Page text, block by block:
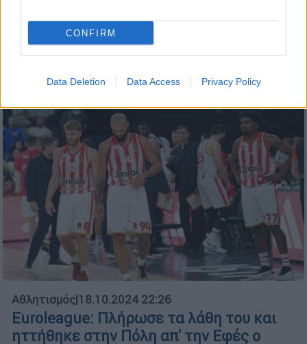
CONFIRM
Data Deletion Data Access Privacy Policy
Σύνοδο Αρχηγών Κυβερνήσεων της
Κοινοπολιτείας
Αθλητισμός|18.10.2024 22:26
Euroleague: Πλήρωσε τα λάθη του και
ηττήθηκε στην Πόλη απ' την Εφές ο